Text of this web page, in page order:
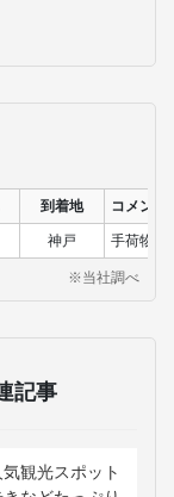
到着地 コメント
神戸 手荷物検
※当社調べ
記事
観光スポット